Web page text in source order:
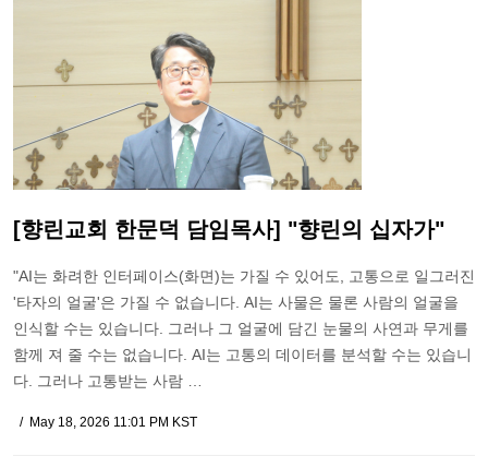
[향린교회 한문덕 담임목사] "향린의 십자가"
"AI는 화려한 인터페이스(화면)는 가질 수 있어도, 고통으로 일그러진
'타자의 얼굴'은 가질 수 없습니다. AI는 사물은 물론 사람의 얼굴을
인식할 수는 있습니다. 그러나 그 얼굴에 담긴 눈물의 사연과 무게를
함께 져 줄 수는 없습니다. AI는 고통의 데이터를 분석할 수는 있습니
다. 그러나 고통받는 사람 …
May 18, 2026 11:01 PM KST